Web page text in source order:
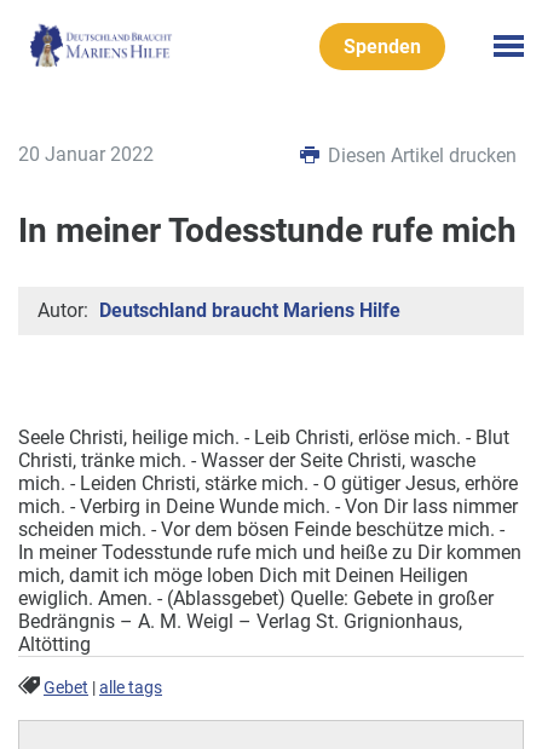
Spenden
20 Januar 2022 Diesen Artikel drucken
In meiner Todesstunde rufe mich
Autor: Deutschland braucht Mariens Hilfe
Seele Christi, heilige mich. - Leib Christi, erlöse mich. - Blut
Christi, tränke mich. - Wasser der Seite Christi, wasche
mich. - Leiden Christi, stärke mich. - O gütiger Jesus, erhöre
mich. - Verbirg in Deine Wunde mich. - Von Dir lass nimmer
scheiden mich. - Vor dem bösen Feinde beschütze mich. -
In meiner Todesstunde rufe mich und heiße zu Dir kommen
mich, damit ich möge loben Dich mit Deinen Heiligen
ewiglich. Amen. - (Ablassgebet) Quelle: Gebete in großer
Bedrängnis – A. M. Weigl – Verlag St. Grignionhaus,
Altötting
Gebet |alle tags